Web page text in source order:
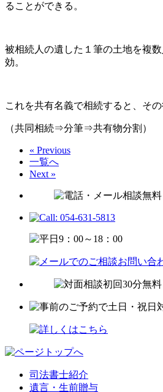
ることができる。
被相続人の遺した１筆の土地を複
効。
これを共有名義で相続すると、その
（共同相続⇒分筆⇒共有物分割）
« Previous
一覧へ
Next »
司法書士紹介
遺言・生前贈与